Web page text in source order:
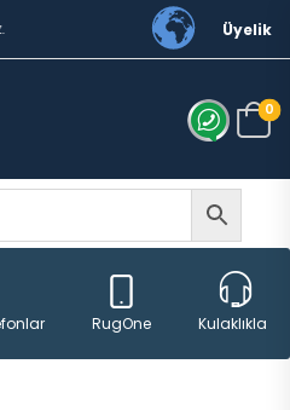
Üyelik
0
RugOne Kulaklıklar